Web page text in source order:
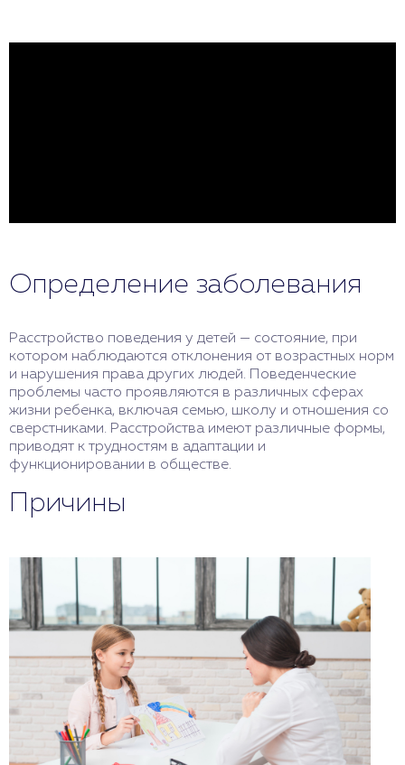
Определение заболевания
Расстройство поведения у детей — состояние, при
котором наблюдаются отклонения от возрастных норм
и нарушения права других людей. Поведенческие
проблемы часто проявляются в различных сферах
жизни ребенка, включая семью, школу и отношения со
сверстниками. Расстройства имеют различные формы,
приводят к трудностям в адаптации и
функционировании в обществе.
Причины